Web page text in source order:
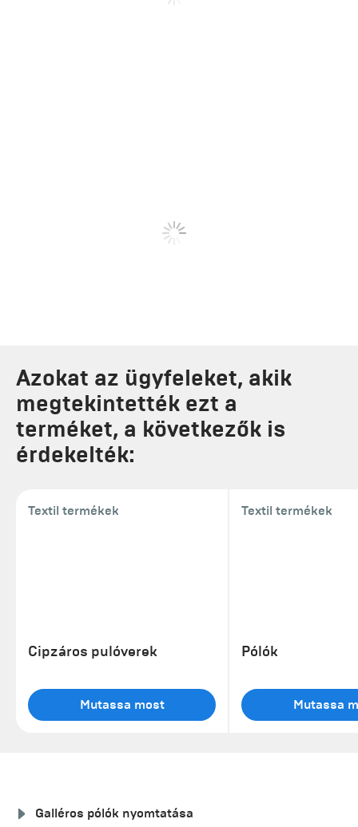
Azokat az ügyfeleket, akik
megtekintették ezt a
terméket, a következők is
érdekelték:
Textil termékek
Cipzáros pulóverek
Mutassa most
Textil termékek
Pólók
Mutassa
Galléros pólók nyomtatása